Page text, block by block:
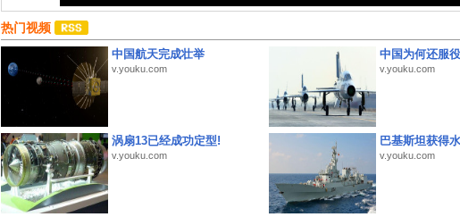
热门视频
中国航天完成壮举
v.youku.com
中国为何还服
v.youku.com
涡扇13已经成功定型!
v.youku.com
巴基斯坦获得
v.youku.com